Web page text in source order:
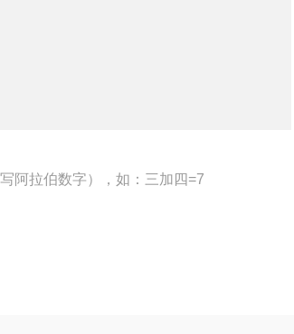
阿拉伯数字），如：三加四=7